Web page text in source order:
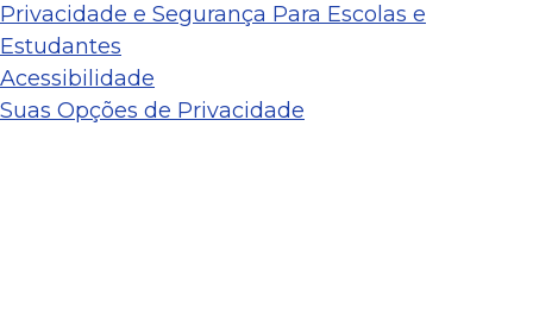
Privacidade e Segurança Para Escolas e
Estudantes
Acessibilidade
Suas Opções de Privacidade